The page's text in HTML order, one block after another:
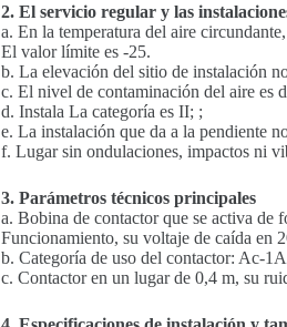
2. El servicio regular y las
a. En la temperatura del aire
El valor límite es -25.
b. La elevación del sitio de instalación
c. El nivel de contaminación del aire es
d. Instala La categoría es II; ;
e. La instalación que da a la pendiente
f. Lugar sin ondulaciones, impactos ni
3. Parámetros técnicos principales
a. Bobina de contactor que se activa de
Funcionamiento, su voltaje de caída en
b. Categoría de uso del contactor: Ac-
c. Contactor en un lugar de 0,4 m, su